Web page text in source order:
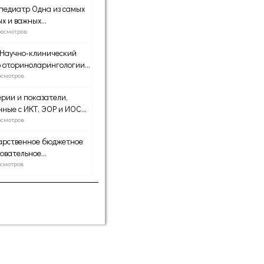
Одна из самых
и важных...
клинический
оториноларингологии...
и показатели,
с ИКТ, ЭОР и ИОС...
бюджетное